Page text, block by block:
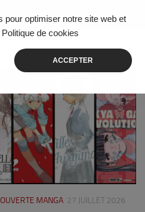
pour optimiser notre site web et
Politique de cookies
ACCEPTER
MANGA 27 JUILLET 2026